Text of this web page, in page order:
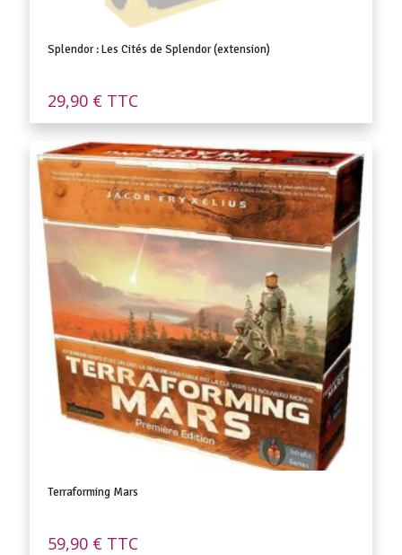
Splendor : Les Cités de Splendor (extension)
29,90 € TTC
Terraforming Mars
59,90 € TTC